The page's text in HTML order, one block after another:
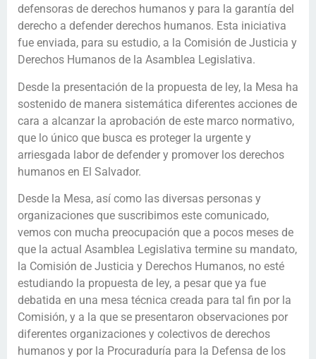
defensoras de derechos humanos y para la garantía del
derecho a defender derechos humanos. Esta iniciativa
fue enviada, para su estudio, a la Comisión de Justicia y
Derechos Humanos de la Asamblea Legislativa.
Desde la presentación de la propuesta de ley, la Mesa ha
sostenido de manera sistemática diferentes acciones de
cara a alcanzar la aprobación de este marco normativo,
que lo único que busca es proteger la urgente y
arriesgada labor de defender y promover los derechos
humanos en El Salvador.
Desde la Mesa, así como las diversas personas y
organizaciones que suscribimos este comunicado,
vemos con mucha preocupación que a pocos meses de
que la actual Asamblea Legislativa termine su mandato,
la Comisión de Justicia y Derechos Humanos, no esté
estudiando la propuesta de ley, a pesar que ya fue
debatida en una mesa técnica creada para tal fin por la
Comisión, y a la que se presentaron observaciones por
diferentes organizaciones y colectivos de derechos
humanos y por la Procuraduría para la Defensa de los